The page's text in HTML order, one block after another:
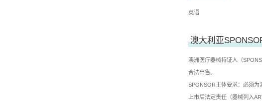
英语
澳大利亚
澳洲医疗器械持证人（
合法出售。
SPONSOR主体要求：必须为
上市后法定责任（器械列入